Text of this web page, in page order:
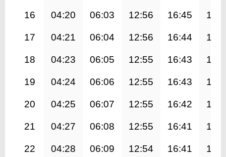
16 04:20 06:03 12:56 16:45
17 04:21 06:04 12:56 16:44
18 04:23 06:05 12:55 16:43
19 04:24 06:06 12:55 16:43
20 04:25 06:07 12:55 16:42
21 04:27 06:08 12:55 16:41
22 04:28 06:09 12:54 16:41